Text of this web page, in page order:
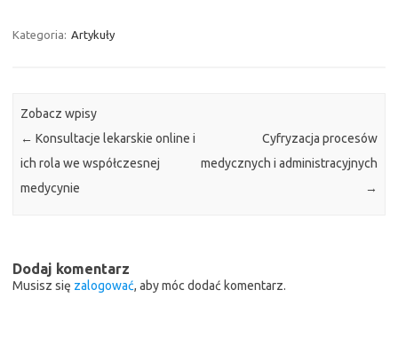
Kategoria: Artykuły
Zobacz wpisy
← Konsultacje lekarskie online i
ich rola we współczesnej
medycynie
Cyfryzacja procesów
medycznych i administracyjnych
→
Dodaj komentarz
Musisz się zalogować, aby móc dodać komentarz.